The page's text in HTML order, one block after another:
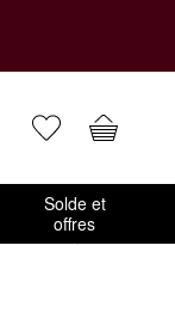
Solde et
offres